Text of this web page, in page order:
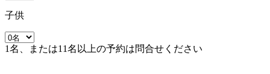
子供
1名、または11名以上の予約は問合せください